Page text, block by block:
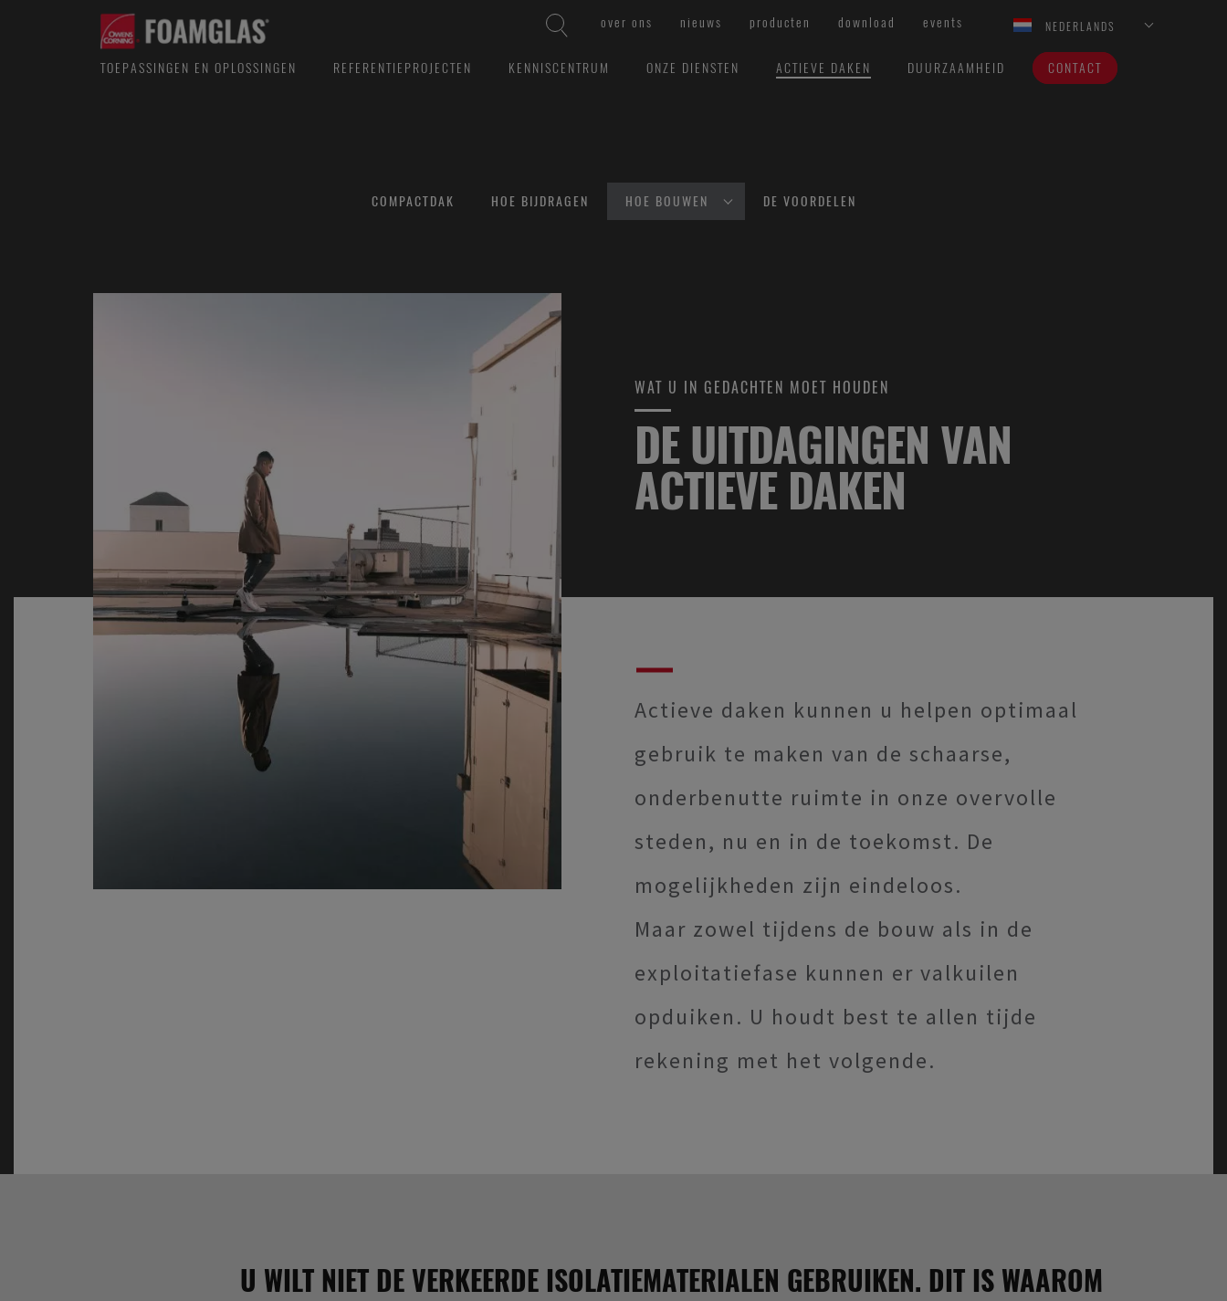
over ons nieuws producten download events NEDERLANDS
TOEPASSINGEN EN OPLOSSINGEN REFERENTIEPROJECTEN KENNISCENTRUM ONZE DIENSTEN ACTIEVE DAKEN DUURZAAMHEID CONTACT
COMPACTDAK HOE BIJDRAGEN HOE BOUWEN DE VOORDELEN
WAT U IN GEDACHTEN MOET HOUDEN
DE UITDAGINGEN VAN
ACTIEVE DAKEN
Actieve daken kunnen u helpen optimaal
gebruik te maken van de schaarse,
onderbenutte ruimte in onze overvolle
steden, nu en in de toekomst. De
mogelijkheden zijn eindeloos.
Maar zowel tijdens de bouw als in de
exploitatiefase kunnen er valkuilen
opduiken. U houdt best te allen tijde
rekening met het volgende.
U WILT NIET DE VERKEERDE ISOLATIEMATERIALEN GEBRUIKEN. DIT IS WAAROM